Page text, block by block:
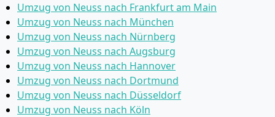
Umzug von Neuss nach Frankfurt am Main
Umzug von Neuss nach München
Umzug von Neuss nach Nürnberg
Umzug von Neuss nach Augsburg
Umzug von Neuss nach Hannover
Umzug von Neuss nach Dortmund
Umzug von Neuss nach Düsseldorf
Umzug von Neuss nach Köln